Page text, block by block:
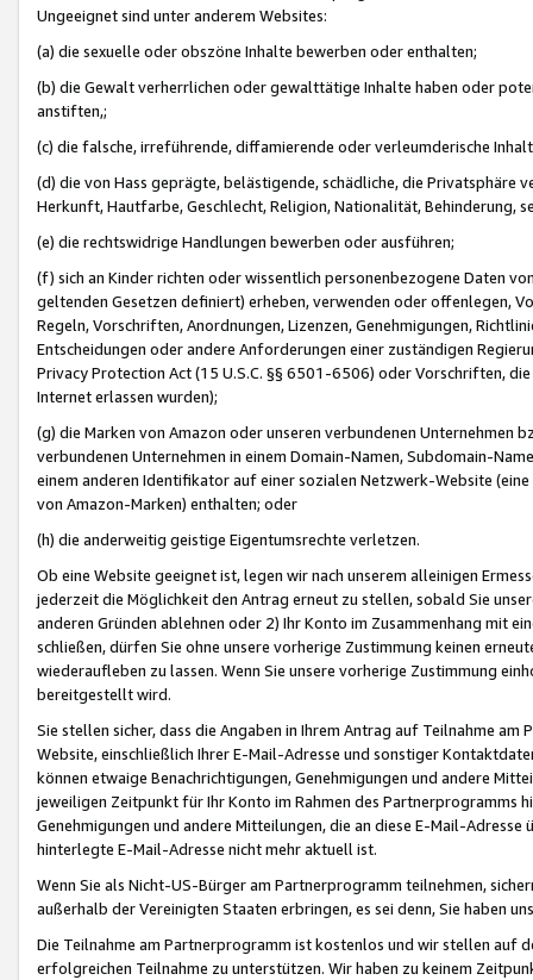
Ungeeignet sind unter anderem Websites:
(a) die sexuelle oder obszöne Inhalte bewerben oder enthalten;
(b) die Gewalt verherrlichen oder gewalttätige Inhalte haben oder
anstiften,;
(c) die falsche, irreführende, diffamierende oder verleumderische
(d) die von Hass geprägte, belästigende, schädliche, die Privatsphäre
Herkunft, Hautfarbe, Geschlecht, Religion, Nationalität, Behinderung,
(e) die rechtswidrige Handlungen bewerben oder ausführen;
(f) sich an Kinder richten oder wissentlich personenbezogene Daten
geltenden Gesetzen definiert) erheben, verwenden oder offenlegen,
Regeln, Vorschriften, Anordnungen, Lizenzen, Genehmigungen,
Entscheidungen oder andere Anforderungen einer zuständigen
Privacy Protection Act (15 U.S.C. §§ 6501-6506) oder Vorschriften,
Internet erlassen wurden);
(g) die Marken von Amazon oder unseren verbundenen Unternehmen
verbundenen Unternehmen in einem Domain-Namen, Subdomain-
einem anderen Identifikator auf einer sozialen Netzwerk-Website
von Amazon-Marken) enthalten; oder
(h) die anderweitig geistige Eigentumsrechte verletzen.
Ob eine Website geeignet ist, legen wir nach unserem alleinigen
jederzeit die Möglichkeit den Antrag erneut zu stellen, sobald Sie
anderen Gründen ablehnen oder 2) Ihr Konto im Zusammenhang mit
schließen, dürfen Sie ohne unsere vorherige Zustimmung keinen
wiederaufleben zu lassen. Wenn Sie unsere vorherige Zustimmung
bereitgestellt wird.
Sie stellen sicher, dass die Angaben in Ihrem Antrag auf Teilnahme
Website, einschließlich Ihrer E-Mail-Adresse und sonstiger
können etwaige Benachrichtigungen, Genehmigungen und andere
jeweiligen Zeitpunkt für Ihr Konto im Rahmen des Partnerprogramms
Genehmigungen und andere Mitteilungen, die an diese E-Mail-
hinterlegte E-Mail-Adresse nicht mehr aktuell ist.
Wenn Sie als Nicht-US-Bürger am Partnerprogramm teilnehmen,
außerhalb der Vereinigten Staaten erbringen, es sei denn, Sie haben
Die Teilnahme am Partnerprogramm ist kostenlos und wir stellen auf
erfolgreichen Teilnahme zu unterstützen. Wir haben zu keinem